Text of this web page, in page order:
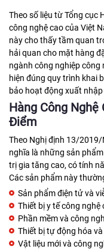
Theo số liệu từ Tổng cục
công nghệ cao của Việt
này cho thấy tầm quan
hải quan cho mặt hàng
ngành công nghiệp công
hiện đúng quy trình khai
bảo hoạt động xuất
Hàng Công Nghệ
Điểm
Theo Nghị định 13/2019/
nghĩa là những sản
trị gia tăng cao, có tính
Các sản phẩm này
Sản phẩm điện tử và
Thiết bị y tế công nghệ
Phần mềm và công
Thiết bị tự động hóa
Vật liệu mới và công